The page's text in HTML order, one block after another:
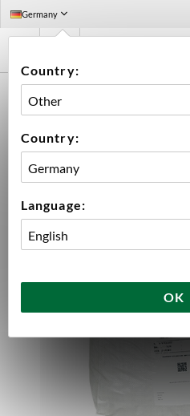
Germany
Country:
Country:
Language:
OK
CRUSHED MARIS OTTER ALE MALT 25 KG